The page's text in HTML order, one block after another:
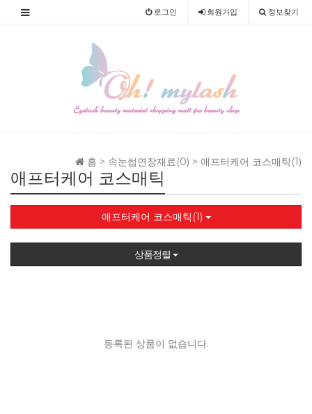
로그인 회원가입 정보찾기
홈 > 속눈썹연장재료(0) > 애프터케어 코스매틱(1)
애프터케어 코스매틱
애프터케어 코스매틱(1)
상품정렬
등록된 상품이 없습니다.